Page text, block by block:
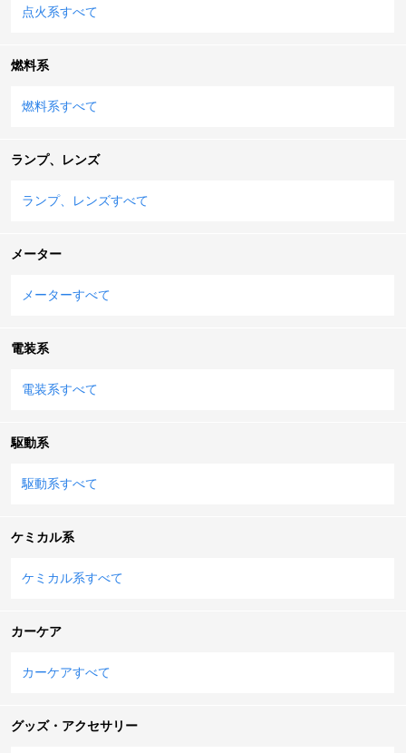
点火系すべて
燃料系
燃料系すべて
ランプ、レンズ
ランプ、レンズすべて
メーター
メーターすべて
電装系
電装系すべて
駆動系
駆動系すべて
ケミカル系
ケミカル系すべて
カーケア
カーケアすべて
グッズ・アクセサリー